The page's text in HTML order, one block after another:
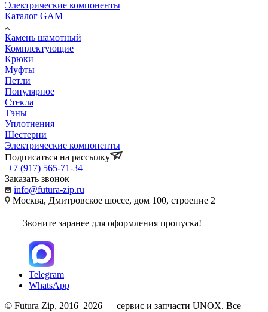
Электрические компоненты
Каталог GAM
Камень шамотный
Комплектующие
Крюки
Муфты
Петли
Популярное
Стекла
Тэны
Уплотнения
Шестерни
Электрические компоненты
Подписаться на рассылку
+7 (917) 565-71-34
Заказать звонок
info@futura-zip.ru
Москва, Дмитровское шоссе, дом 100, строение 2
Звоните заранее для оформления пропуска!
Telegram
WhatsApp
© Futura Zip, 2016–2026 — сервис и запчасти UNOX. Все